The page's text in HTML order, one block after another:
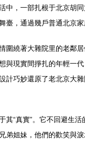
中，一部扎根于北京胡
臺，通過幾戶普通北京
情圍繞著大雜院里的老鄰
與現實間掙扎的年輕一
計巧妙還原了老北京
其“真實”。它不回避生
弟姐妹，他們的歡笑與